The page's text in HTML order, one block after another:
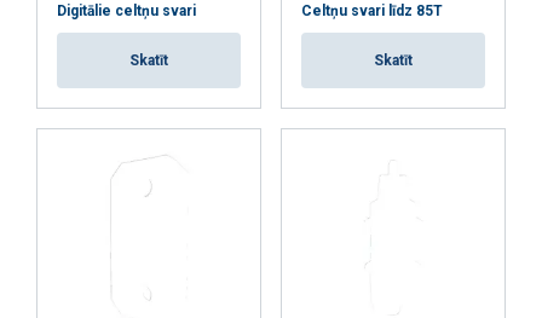
Digitālie celtņu svari
Skatīt
Celtņu svari līdz 85T
Skatīt